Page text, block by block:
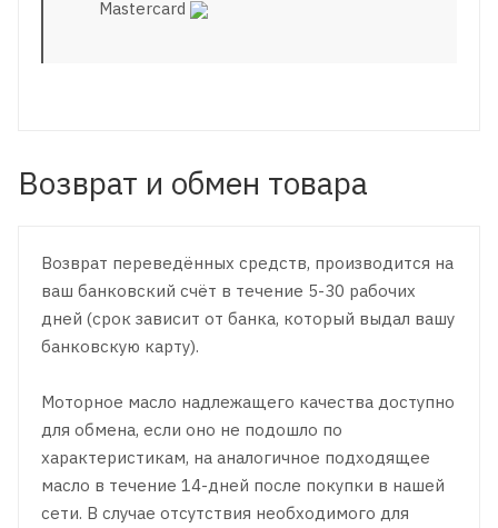
Mastercard
Возврат и обмен товара
Возврат переведённых средств, производится на
ваш банковский счёт в течение 5-30 рабочих
дней (срок зависит от банка, который выдал вашу
банковскую карту).
Моторное масло надлежащего качества доступно
для обмена, если оно не подошло по
характеристикам, на аналогичное подходящее
масло в течение 14-дней после покупки в нашей
сети. В случае отсутствия необходимого для